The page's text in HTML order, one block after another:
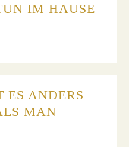
IM HAUSE
ES ANDERS
MAN